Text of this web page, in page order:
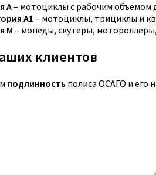
A– мотоциклы с рабочим объемом
A1– мотоциклы, трициклы и
M – мопеды, скутеры,
клиентов
подлинность полиса ОСАГО и его